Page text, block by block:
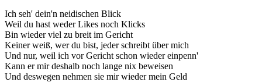
Ich seh' dein'n neidischen Blick
Weil du hast weder Likes noch Klicks
Bin wieder viel zu breit im Gericht
Keiner weiß, wer du bist, jeder schreibt über mich
Und nur, weil ich vor Gericht schon wieder einpenn'
Kann er mir deshalb noch lange nix beweisen
Und deswegen nehmen sie mir wieder mein Geld